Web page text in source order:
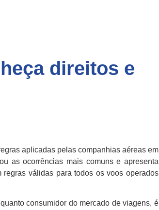
direitos e
aplicadas pelas companhias aéreas em
as ocorrências mais comuns e apresenta
válidas para todos os voos operados
consumidor do mercado de viagens, é